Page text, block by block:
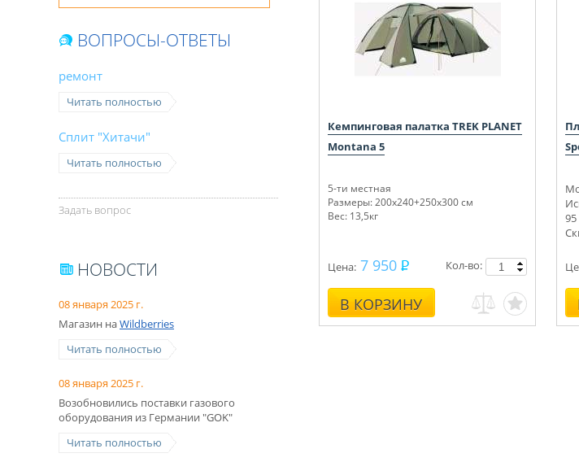
ВОПРОСЫ-ОТВЕТЫ
ремонт
Читать полностью
Сплит "Хитачи"
Читать полностью
Задать вопрос
НОВОСТИ
08 января 2025 г.
Магазин наWildberries
Читать полностью
08 января 2025 г.
Возобновились поставки газового
оборудования из Германии "GOK"
Читать полностью
Кемпинговая палатка TREK PLANET
Montana 5
5-ти местная
Размеры: 200х240+250х300 см
Вес: 13,5кг
Цена: 7 950
В КОРЗИНУ
Кол-во:
95